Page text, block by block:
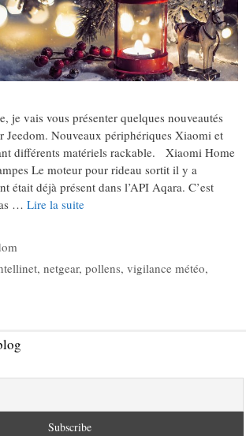
je vais vous présenter quelques nouveautés
Jeedom. Nouveaux périphériques Xiaomi et
différents matériels rackable. Xiaomi Home
Le moteur pour rideau sortit il y a
était déjà présent dans l’API Aqara. C’est
… Lire la suite
, netgear, pollens, vigilance météo,